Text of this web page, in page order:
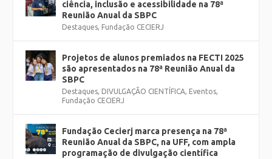
ciência, inclusão e acessibilidade na 78ª
Reunião Anual da SBPC
Destaques, Fundação CECIERJ
Projetos de alunos premiados na FECTI 2025
são apresentados na 78ª Reunião Anual da
SBPC
Destaques, DIVULGAÇÃO CIENTÍFICA, Eventos,
Fundação CECIERJ
Fundação Cecierj marca presença na 78ª
Reunião Anual da SBPC, na UFF, com ampla
programação de divulgação científica